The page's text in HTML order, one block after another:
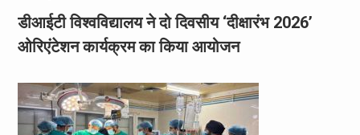
डीआईटी विश्वविद्यालय ने दो दिवसीय ‘दीक्षारंभ 2026’
ओरिएंटेशन कार्यक्रम का किया आयोजन